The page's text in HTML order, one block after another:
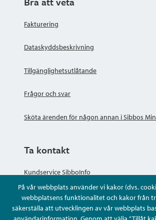
På vår webbplats använder vi kakor (dvs.
webbplatsens funktionalitet och kakor från
säkerställa att utvecklingen av vår webbplats
Fakturering
Dataskyddsbeskrivning
Tillgänglighetsutlåtande
Frågor och svar
Sköta ärenden för någon annan i Sibbos
Ta kontakt
Kundservice SibboInfo
Ge anonym respons